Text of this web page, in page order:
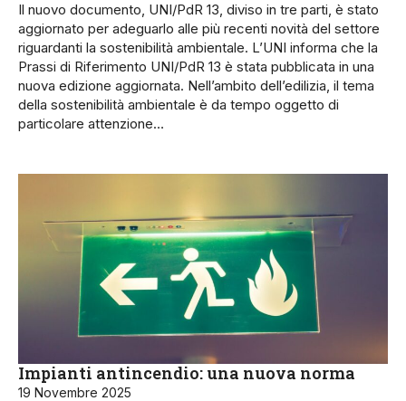
Il nuovo documento, UNI/PdR 13, diviso in tre parti, è stato
aggiornato per adeguarlo alle più recenti novità del settore
riguardanti la sostenibilità ambientale. L’UNI informa che la
Prassi di Riferimento UNI/PdR 13 è stata pubblicata in una
nuova edizione aggiornata. Nell’ambito dell’edilizia, il tema
della sostenibilità ambientale è da tempo oggetto di
particolare attenzione…
Impianti antincendio: una nuova norma
19 Novembre 2025